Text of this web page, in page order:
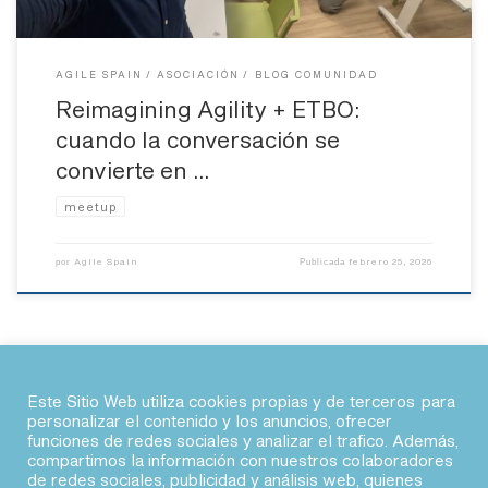
AGILE SPAIN ASOCIACIÓN BLOG COMUNIDAD
Reimagining Agility + ETBO:
cuando la conversación se
convierte en …
meetup
por Agile Spain Publicada febrero 25, 2026
© 2026 · Agile Spain
Este Sitio Web utiliza cookies propias y de terceros para
personalizar el contenido y los anuncios, ofrecer
funciones de redes sociales y analizar el trafico. Además,
compartimos la información con nuestros colaboradores
de redes sociales, publicidad y análisis web, quienes